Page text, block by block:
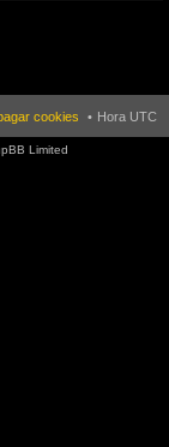
Hora UTC
cookies
Limited